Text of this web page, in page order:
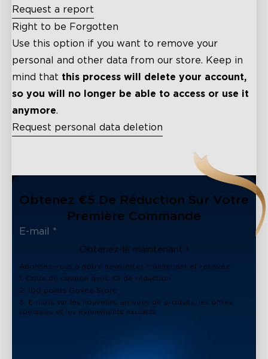
Request a report
Right to be Forgotten
Use this option if you want to remove your
personal and other data from our store. Keep in
mind that this process will delete your account,
so you will no longer be able to access or use it
anymore.
Request personal data deletion
Obtenez €5 De Réduction Sur Votre
Première Commande
Obtenez-le maintenant !
Abonnez-vous à notre newsletter maintenant et recevez :
1. Code de coupon avec €5 de réduction
2. 100 points Govee Store
3. E-mails sur les nouvelles arrivées de produits, les offres
spéciales et les événements exclusifs